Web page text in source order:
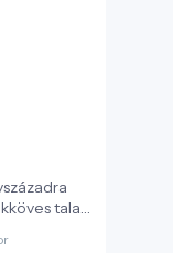
talaja